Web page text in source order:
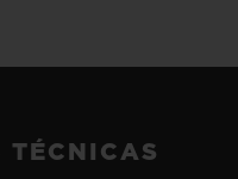
TÉCNICAS